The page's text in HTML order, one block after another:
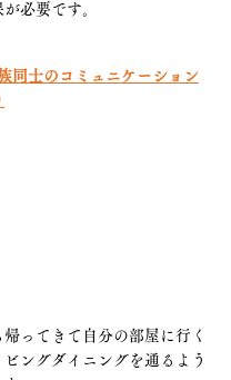
必要です。
同士のコミュニケーション
ってきて自分の部屋に行く
ビングダイニングを通るよう